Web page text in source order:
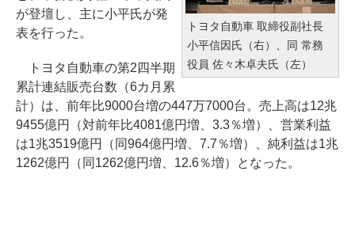
トヨタ自動車 取締役副社長
小平信因氏（右）、同 常務
役員 佐々木卓夫氏（左）
が登壇し、主に小平氏が発
表を行った。
トヨタ自動車の第2四半期
累計連結販売台数（6カ月累
計）は、前年比9000台増の447万7000台。売上高は12兆
9455億円（対前年比4081億円増、3.3％増）、営業利益
は1兆3519億円（同964億円増、7.7％増）、純利益は1兆
1262億円（同1262億円増、12.6％増）となった。